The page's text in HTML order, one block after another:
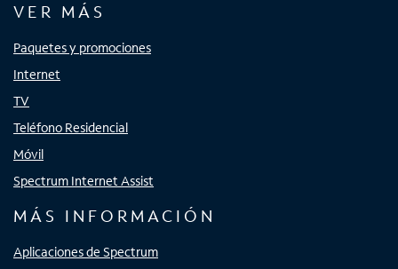
VER MÁS
Paquetes y promociones
Internet
TV
Teléfono Residencial
Móvil
Spectrum Internet Assist
MÁS INFORMACIÓN
Aplicaciones de Spectrum